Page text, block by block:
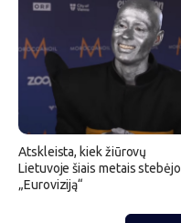
Atskleista, kiek žiūrovų
Lietuvoje šiais metais stebėjo
„Euroviziją“